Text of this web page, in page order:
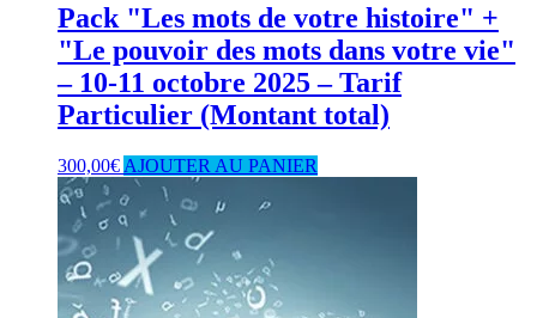
Pack "Les mots de votre histoire" +
"Le pouvoir des mots dans votre vie"
– 10-11 octobre 2025 – Tarif
Particulier (Montant total)
300,00€ AJOUTER AU PANIER